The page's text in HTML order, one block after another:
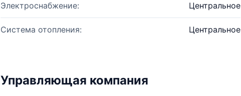
Электроснабжение: Центральное
Система отопления: Центральное
Управляющая компания